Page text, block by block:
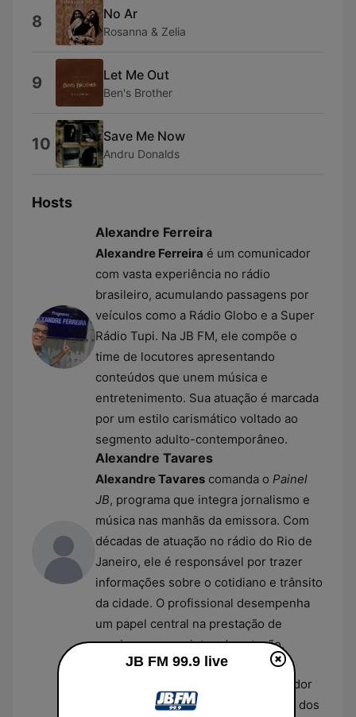
8 No Ar
Rosanna & Zelia
9 Let Me Out
Ben's Brother
10 Save Me Now
Andru Donalds
Hosts
Alexandre Ferreira
Alexandre Ferreira é um comunicador
com vasta experiência no rádio
brasileiro, acumulando passagens por
veículos como a Rádio Globo e a Super
Rádio Tupi. Na JB FM, ele compõe o
time de locutores apresentando
conteúdos que unem música e
entretenimento. Sua atuação é marcada
por um estilo carismático voltado ao
segmento adulto-contemporâneo.
Alexandre Tavares
Alexandre Tavares comanda o Painel
JB, programa que integra jornalismo e
música nas manhãs da emissora. Com
décadas de atuação no rádio do Rio de
Janeiro, ele é responsável por trazer
informações sobre o cotidiano e trânsito
da cidade. O profissional desempenha
um papel central na prestação de
serviços aos ouvintes da estação.
José Milson Fabiano
é o apresentador
titular do programa
, um dos
JB FM 99.9 live